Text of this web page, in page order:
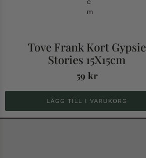
Tove Frank Kort Gypsie
Stories 15X15cm
59 kr
LÄGG TILL I VARUKORG